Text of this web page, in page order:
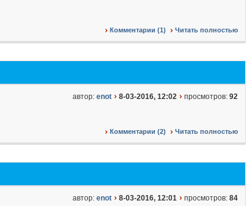
Комментарии (1) Читать полностью
автор: enot 8-03-2016, 12:02 просмотров: 92
Комментарии (2) Читать полностью
автор: enot 8-03-2016, 12:01 просмотров: 84